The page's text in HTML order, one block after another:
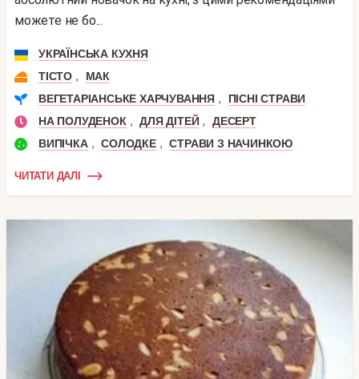
можете не бо...
УКРАЇНСЬКА КУХНЯ
ТІСТО ,
МАК
ВЕГЕТАРІАНСЬКЕ ХАРЧУВАННЯ ,
ПІСНІ СТРАВИ
НА ПОЛУДЕНОК , ДЛЯ ДІТЕЙ ,
ДЕСЕРТ
ВИПІЧКА , СОЛОДКЕ , СТРАВИ З НАЧИНКОЮ
ЧИТАТИ ДАЛІ